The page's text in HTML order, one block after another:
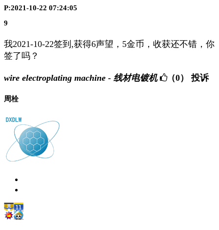
P:2021-10-22 07:24:05
9
我2021-10-22签到,获得6声望，5金币，收获还不错，你
签了吗？
wire electroplating machine - 线材电镀机 （0） 投诉
周栓